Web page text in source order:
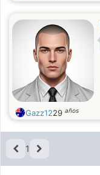
Gazz1229 años
1